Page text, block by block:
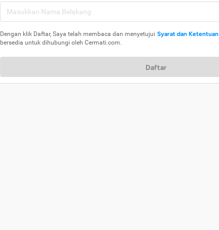
Dengan klik Daftar, Saya telah membaca dan menyetujui Syarat dan Ketentuan
bersedia untuk dihubungi oleh Cermati.com.
Daftar